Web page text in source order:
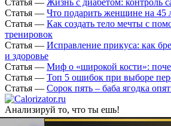
Статья — Жизнь с диабетом: контроль
Статья — Что подарить женщине на 45
Статья — Как создать тело мечты с
тренировок
Статья — Исправление прикуса: как
и здоровье
Статья — Миф о «широкой кости»:
Статья — Топ 5 ошибок при выборе
Статья — Сорок пять – баба ягодка
Анализируй то, что ты ешь!